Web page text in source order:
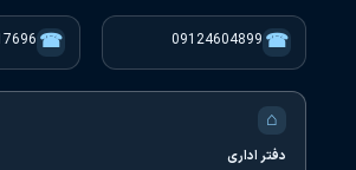
☎
09124604899
☎
⌂
دفتر اداری